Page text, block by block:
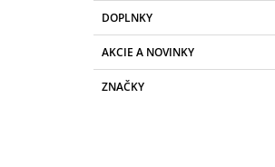
DOPLNKY
AKCIE A NOVINKY
ZNAČKY